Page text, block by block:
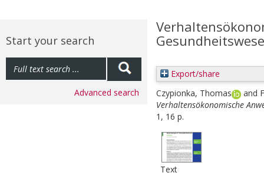
Start your search
Advanced search
Export/share
Czypionka, Thomas
and
Verhaltensökonomische
1, 16 p.
Text